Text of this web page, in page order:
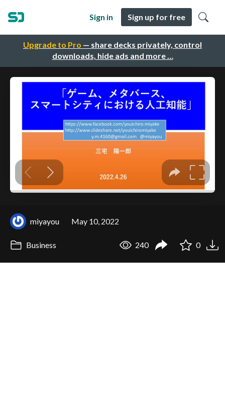
Upgrade to Pro — share decks privately, control
downloads, hide ads and more …
Sign in Sign up for free
miyayou May 10, 2022
Business 240 0